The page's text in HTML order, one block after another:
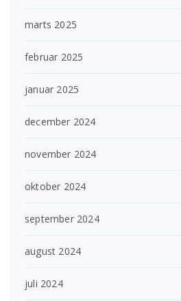
marts 2025
februar 2025
januar 2025
december 2024
november 2024
oktober 2024
september 2024
august 2024
juli 2024